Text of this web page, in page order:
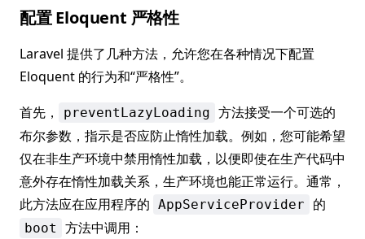
配置 Eloquent 严格性
Laravel 提供了几种方法，允许您在各种情况下配置
Eloquent 的行为和“严格性”。
首先，
preventLazyLoading 方法接受一个可选的
布尔参数，指示是否应防止惰性加载。例如，您可能希望
仅在非生产环境中禁用惰性加载，以便即使在生产代码中
意外存在惰性加载关系，生产环境也能正常运行。通常，
此方法应在应用程序的 AppServiceProvider 的
boot 方法中调用：